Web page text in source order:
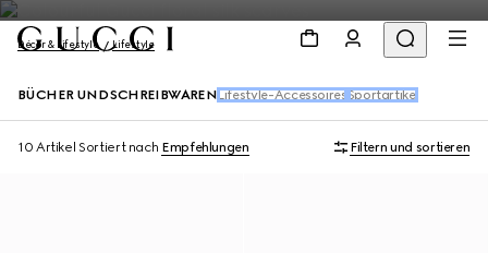
Décor & Lifestyle Lifestyle
BÜCHER UND SCHREIBWAREN Lifestyle-Accessoires Sportartikel
10 Artikel Sortiert nach Empfehlungen Filtern und sortieren